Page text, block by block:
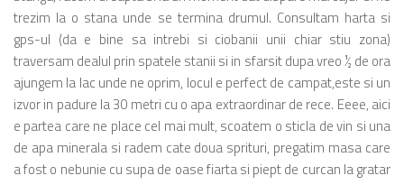
trezim la o stana unde se termina drumul. Consultam harta si
gps-ul (da e bine sa intrebi si ciobanii unii chiar stiu zona)
traversam dealul prin spatele stanii si in sfarsit dupa vreo ½ de ora
ajungem la lac unde ne oprim, locul e perfect de campat,este si un
izvor in padure la 30 metri cu o apa extraordinar de rece. Eeee, aici
e partea care ne place cel mai mult, scoatem o sticla de vin si una
de apa minerala si radem cate doua sprituri, pregatim masa care
a fost o nebunie cu supa de oase fiarta si piept de curcan la gratar